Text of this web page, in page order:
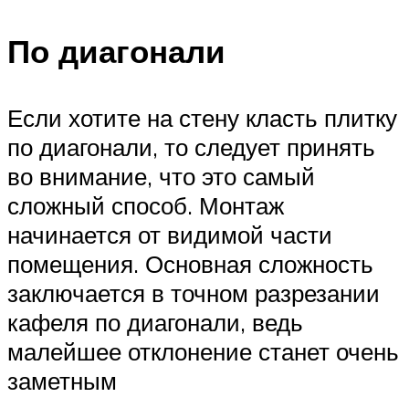
По диагонали
Если хотите на стену класть плитку
по диагонали, то следует принять
во внимание, что это самый
сложный способ. Монтаж
начинается от видимой части
помещения. Основная сложность
заключается в точном разрезании
кафеля по диагонали, ведь
малейшее отклонение станет очень
заметным